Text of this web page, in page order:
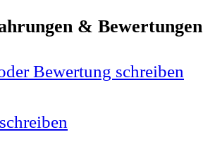
&
Bewertung schreiben